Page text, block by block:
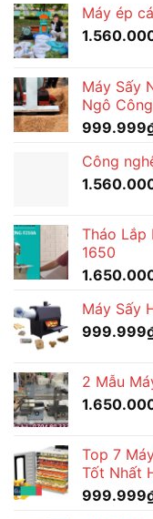
Máy ép
Máy Sấy
Ngô
999.999
Công
Tháo Lắp
1650
Máy Sấy
999.999
2 Mẫu
Top 7
Tốt Nhất
999.999